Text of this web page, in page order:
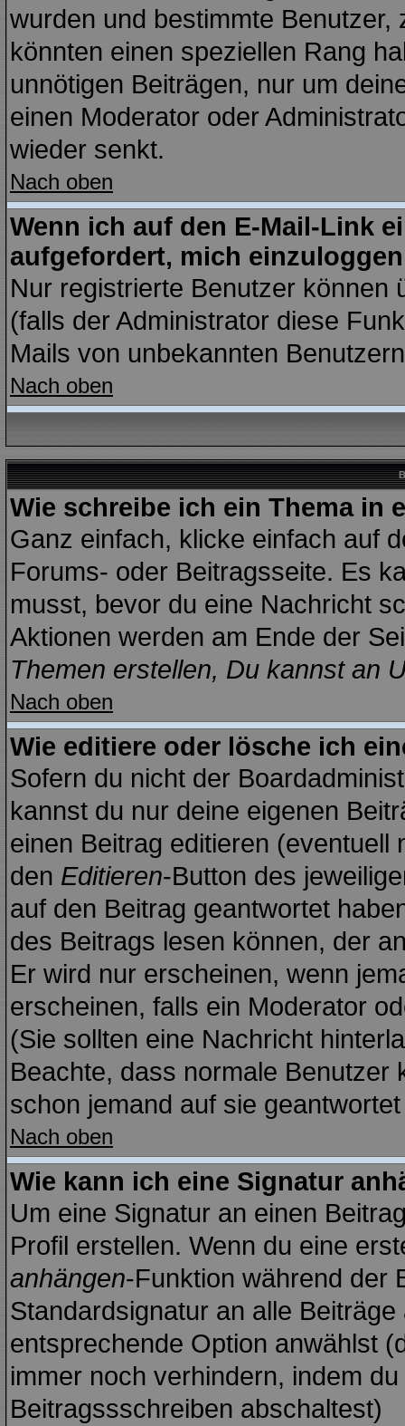
wurden und bestimmte
könnten einen speziellen Rang
unnötigen Beiträgen, nur um
einen Moderator oder
wieder senkt.
Nach oben
Wenn ich auf den E-Mail-Link
aufgefordert, mich
Nur registrierte Benutzer können
(falls der Administrator diese
Mails von unbekannten
Nach oben
Wie schreibe ich ein Thema in
Ganz einfach, klicke einfach auf
Forums- oder Beitragsseite. Es
musst, bevor du eine Nachricht
Aktionen werden am Ende der
Themen erstellen, Du kannst an
Nach oben
Wie editiere oder lösche ich
Sofern du nicht der
kannst du nur deine eigenen
einen Beitrag editieren
den Editieren-Button des
auf den Beitrag geantwortet
des Beitrags lesen können, der
Er wird nur erscheinen, wenn
erscheinen, falls ein Moderator
(Sie sollten eine Nachricht
Beachte, dass normale Benutzer
schon jemand auf sie
Nach oben
Wie kann ich eine Signatur
Um eine Signatur an einen
Profil erstellen. Wenn du eine
anhängen-Funktion während der
Standardsignatur an alle
entsprechende Option anwählst
immer noch verhindern, indem
Beitragssschreiben abschaltest)